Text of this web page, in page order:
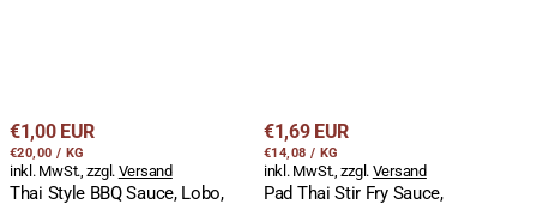
Regulärer
Preis
€1,00 EUR
STÜCKPREIS
€20,00 / PRO
KG
inkl. MwSt., zzgl. Versand
Thai Style BBQ Sauce, Lobo,
Regulärer
Preis
€1,69 EUR
STÜCKPREIS
€14,08 / PRO
KG
inkl. MwSt., zzgl. Versand
Pad Thai Stir Fry Sauce,